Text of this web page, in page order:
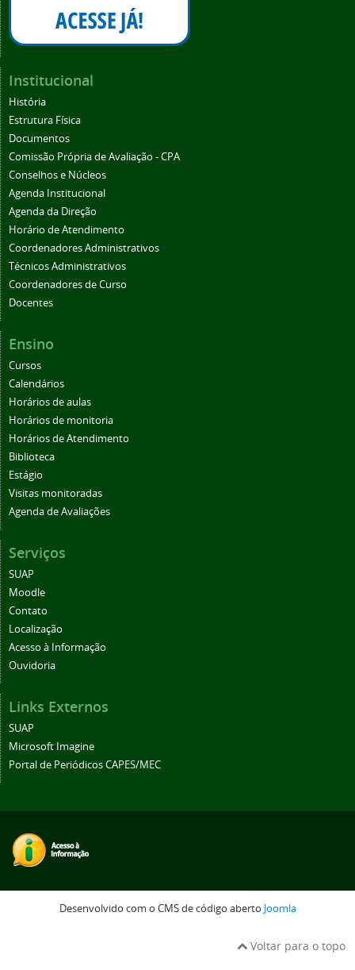
Institucional
História
Estrutura Física
Documentos
Comissão Própria de Avaliação - CPA
Conselhos e Núcleos
Agenda Institucional
Agenda da Direção
Horário de Atendimento
Coordenadores Administrativos
Técnicos Administrativos
Coordenadores de Curso
Docentes
Ensino
Cursos
Calendários
Horários de aulas
Horários de monitoria
Horários de Atendimento
Biblioteca
Estágio
Visitas monitoradas
Agenda de Avaliações
Serviços
SUAP
Moodle
Contato
Localização
Acesso à Informação
Ouvidoria
Links Externos
SUAP
Microsoft Imagine
Portal de Periódicos CAPES/MEC
Desenvolvido com o CMS de código aberto Joomla
Voltar para o topo